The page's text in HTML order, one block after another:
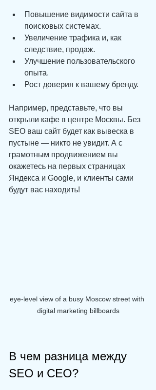
Повышение видимости сайта в
поисковых системах.
Увеличение трафика и, как
следствие, продаж.
Улучшение пользовательского
опыта.
Рост доверия к вашему бренду.
Например, представьте, что вы
открыли кафе в центре Москвы. Без
SEO ваш сайт будет как вывеска в
пустыне — никто не увидит. А с
грамотным продвижением вы
окажетесь на первых страницах
Яндекса и Google, и клиенты сами
будут вас находить!
eye-level view of a busy Moscow street with
digital marketing billboards
В чем разница между
SEO и CEO?